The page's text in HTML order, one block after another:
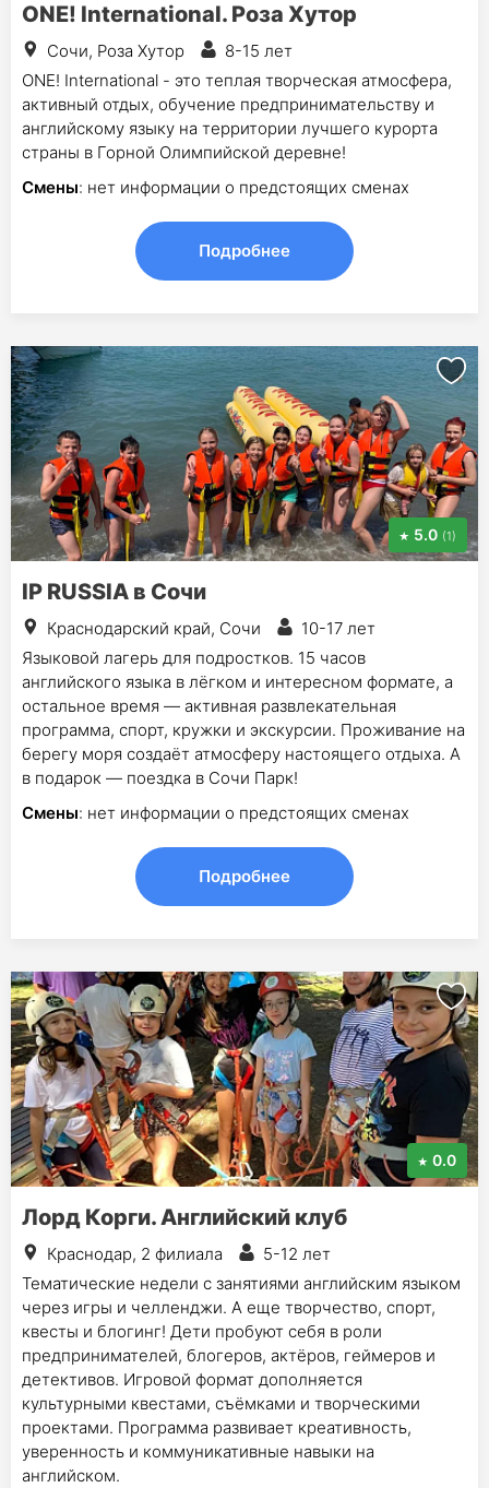
ONE! International. Роза Хутор
Сочи, Роза Хутор
8-15 лет
ONE! International - это теплая творческая атмосфера,
активный отдых, обучение предпринимательству и
английскому языку на территории лучшего курорта
страны в Горной Олимпийской деревне!
Смены: нет информации о предстоящих сменах
Подробнее
5.0 (1)
IP RUSSIA в Сочи
Краснодарский край, Сочи
10-17 лет
Языковой лагерь для подростков. 15 часов
английского языка в лёгком и интересном формате, а
остальное время — активная развлекательная
программа, спорт, кружки и экскурсии. Проживание на
берегу моря создаёт атмосферу настоящего отдыха. А
в подарок — поездка в Сочи Парк!
Смены: нет информации о предстоящих сменах
Подробнее
0.0
Лорд Корги. Английский клуб
Краснодар, 2 филиала
5-12 лет
Тематические недели с занятиями английским языком
через игры и челленджи. А еще творчество, спорт,
квесты и блогинг! Дети пробуют себя в роли
предпринимателей, блогеров, актёров, геймеров и
детективов. Игровой формат дополняется
культурными квестами, съёмками и творческими
проектами. Программа развивает креативность,
уверенность и коммуникативные навыки на
английском.